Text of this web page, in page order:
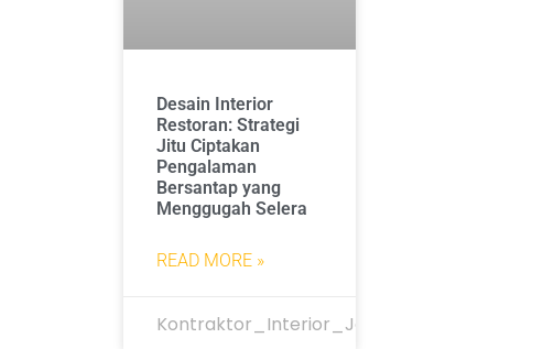
Desain Interior
Restoran: Strategi
Jitu Ciptakan
Pengalaman
Bersantap yang
Menggugah Selera
READ MORE »
Kontraktor_Interior_Jakarta